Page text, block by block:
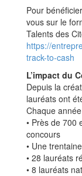
Pour
vous sur le
Talents des
https://
track-to-cash
L’impact du
Depuis la
lauréats ont
Chaque
• Près de 700
concours
• Une
• 28 lauréats
• 8 lauréats